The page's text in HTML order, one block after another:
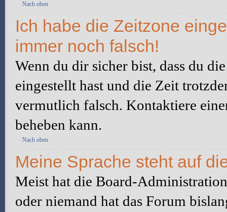
Nach oben
Ich habe die Zeitzone
immer noch falsch!
Wenn du dir sicher bist, dass du
eingestellt hast und die Zeit
vermutlich falsch. Kontaktiere
beheben kann.
Nach oben
Meine Sprache steht auf
Meist hat die Board-
oder niemand hat das Forum